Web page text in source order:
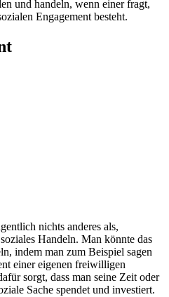
und handeln, wenn einer fragt,
Engagement besteht.
nichts anderes als,
Handeln. Man könnte das
indem man zum Beispiel sagen
einer eigenen freiwilligen
sorgt, dass man seine Zeit oder
Sache spendet und investiert.